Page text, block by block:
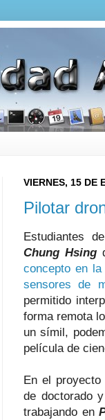
VIERNES, 15 DE
Pilotar
Estudiantes
Chung Hsing
concepto en
sensores de
permitido
forma remota
un símil,
película de
En el
de doctorado
trabajando en